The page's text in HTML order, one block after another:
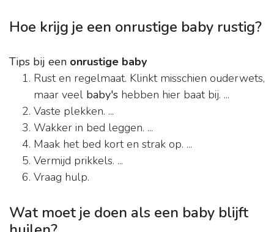
Hoe krijg je een onrustige baby rustig?
Tips bij een onrustige baby
Rust en regelmaat. Klinkt misschien ouderwets,
maar veel baby's hebben hier baat bij. ...
Vaste plekken. ...
Wakker in bed leggen. ...
Maak het bed kort en strak op. ...
Vermijd prikkels. ...
Vraag hulp.
Wat moet je doen als een baby blijft